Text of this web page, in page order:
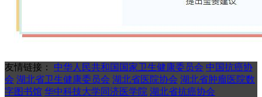
友情链接： 中华人民共和国国家卫生健康委员会 中国抗癌协
会 湖北省卫生健康委员会 湖北省医院协会 湖北省肿瘤医院数
字图书馆 华中科技大学同济医学院 湖北省抗癌协会